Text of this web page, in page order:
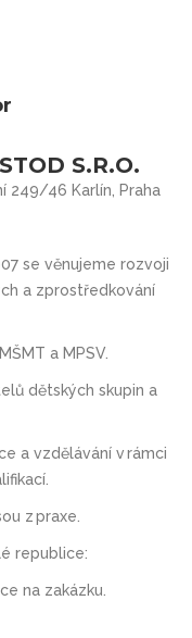
S.R.O.
249/46 Karlín, Praha
se věnujeme rozvoji
a zprostředkování
a MPSV.
ůdětských skupin a
a vzdělávání v rámci
z praxe.
republice:
na zakázku.